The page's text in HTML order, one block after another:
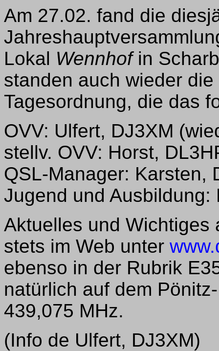
Am 27.02. fand die
Lokal Wennhofin
standen auch wieder
Tagesordnung, die das
OVV: Ulfert, DJ3XM
stellv. OVV: Horst,
QSL-Manager: Karsten,
Jugend und Ausbildung:
Aktuelles und Wichtiges
stets im Web unter
ebenso in der Rubrik
natürlich auf dem
439,075 MHz.
(Info de Ulfert, DJ3XM)